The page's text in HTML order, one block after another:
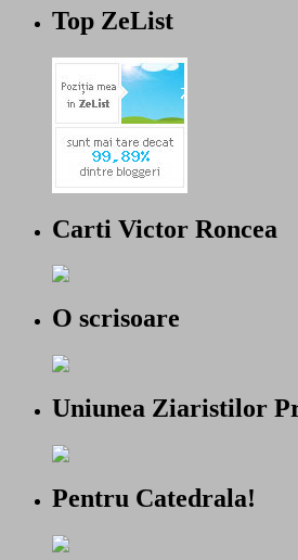
Top ZeList
Carti Victor Roncea
O scrisoare
Uniunea Ziaristilor
Pentru Catedrala!